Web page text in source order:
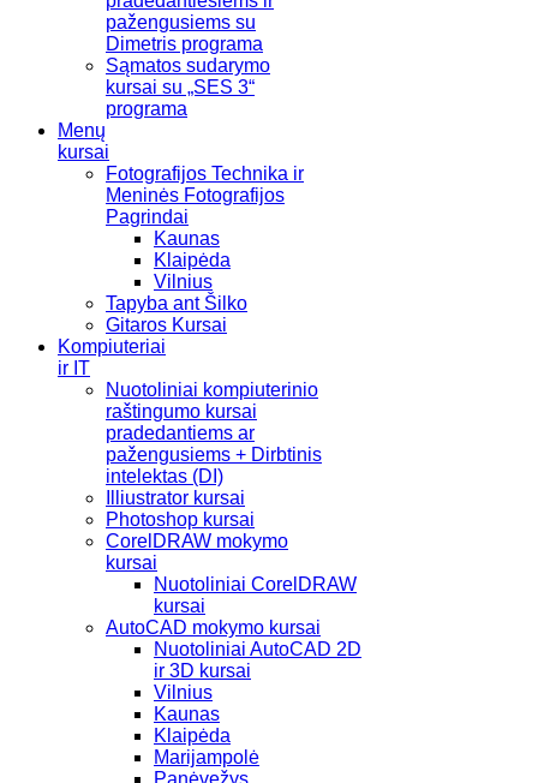
pažengusiems su
Dimetris programa
Sąmatos sudarymo
kursai su „SES 3“
programa
Menų
kursai
Fotografijos Technika ir
Meninės Fotografijos
Pagrindai
Kaunas
Klaipėda
Vilnius
Tapyba ant Šilko
Gitaros Kursai
Kompiuteriai
ir IT
Nuotoliniai kompiuterinio
raštingumo kursai
pradedantiems ar
pažengusiems + Dirbtinis
intelektas (DI)
Illiustrator kursai
Photoshop kursai
CorelDRAW mokymo
kursai
Nuotoliniai CorelDRAW
kursai
AutoCAD mokymo kursai
Nuotoliniai AutoCAD 2D
ir 3D kursai
Vilnius
Kaunas
Klaipėda
Marijampolė
Panėvežys